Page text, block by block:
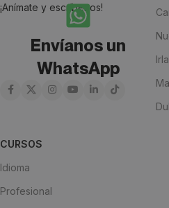
¡Anímate y escríbenos!
Envíanos un
WhatsApp
CURSOS
Idioma
Profesional